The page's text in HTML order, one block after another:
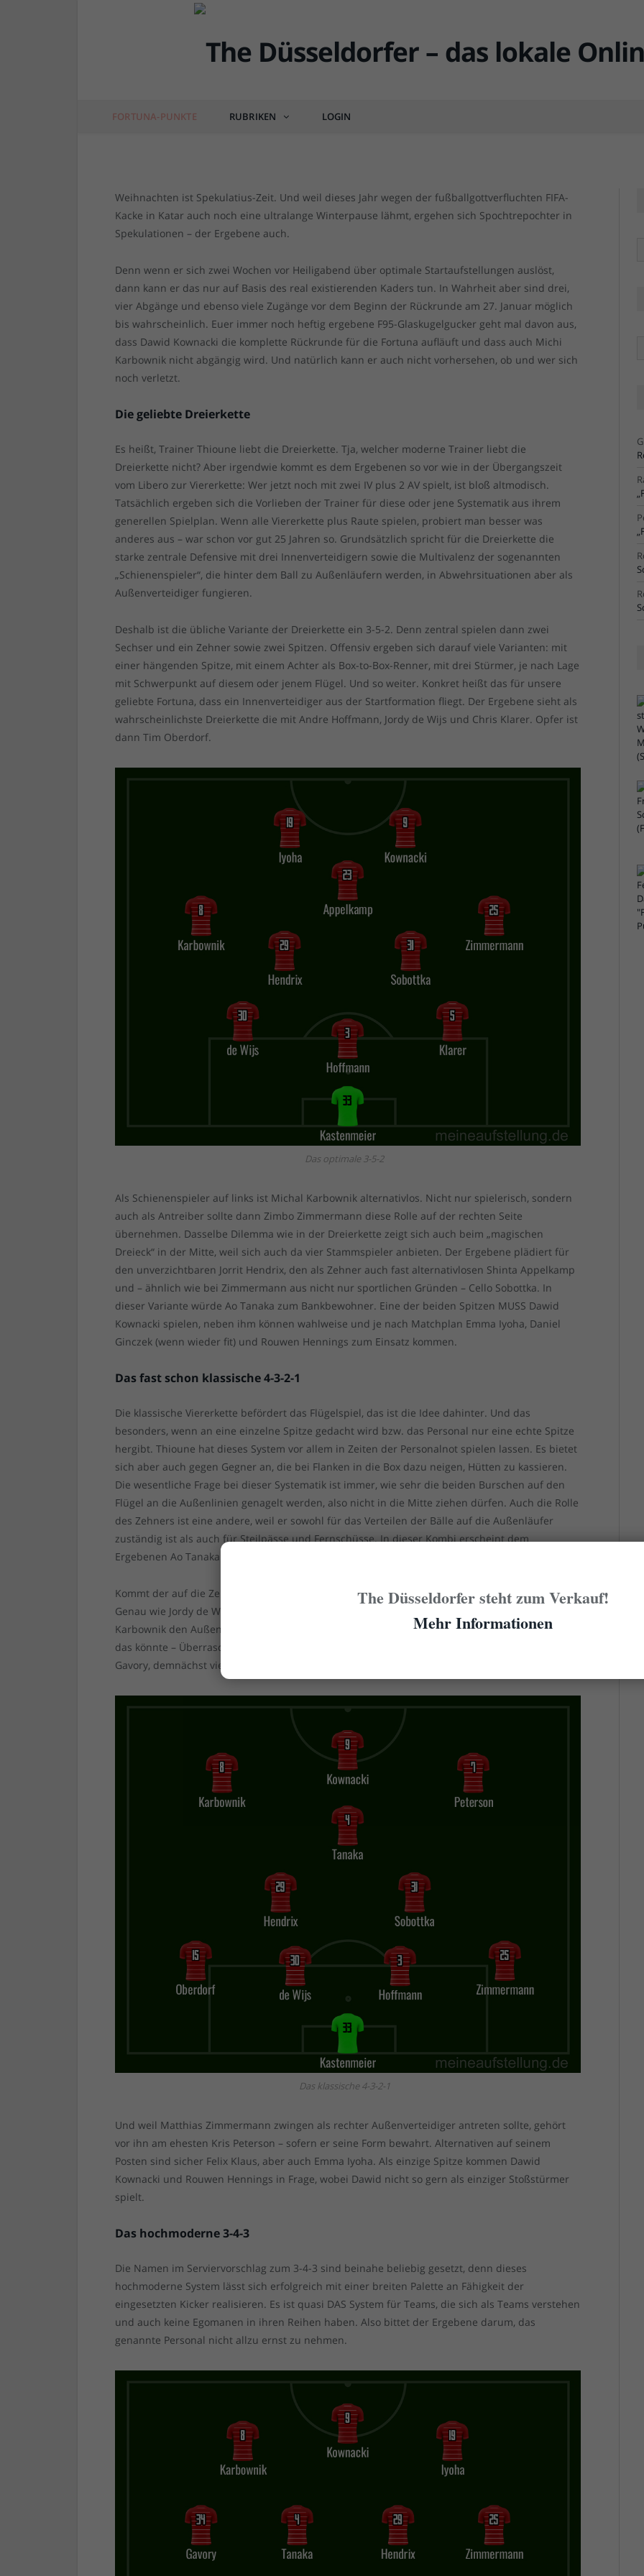
FORTUNA-PUNKTE RUBRIKEN LOGIN
Fortuna in der Rückrunde: Die idealen
Startaufstellungen
von RAINER BARTEL 13.12.2022 0 COMMENTS
Weihnachten ist Spekulatius-Zeit. Und weil dieses Jahr wegen der fußballgottverfluchten FIFA-
Kacke in Katar auch noch eine ultralange Winterpause lähmt, ergehen sich Spochtrepochter in
Spekulationen – der Ergebene auch.
Denn wenn er sich zwei Wochen vor Heiligabend über optimale Startaufstellungen auslöst,
dann kann er das nur auf Basis des real existierenden Kaders tun. In Wahrheit aber sind drei,
vier Abgänge und ebenso viele Zugänge vor dem Beginn der Rückrunde am 27. Januar möglich
bis wahrscheinlich. Euer immer noch heftig ergebene F95-Glaskugelgucker geht mal davon aus,
dass Dawid Kownacki die komplette Rückrunde für die Fortuna aufläuft und dass auch Michi
Karbownik nicht abgängig wird. Und natürlich kann er auch nicht vorhersehen, ob und wer sich
noch verletzt.
Die geliebte Dreierkette
Es heißt, Trainer Thioune liebt die Dreierkette. Tja, welcher moderne Trainer liebt die
Dreierkette nicht? Aber irgendwie kommt es dem Ergebenen so vor wie in der Übergangszeit
vom Libero zur Viererkette: Wer jetzt noch mit zwei IV plus 2 AV spielt, ist bloß altmodisch.
Tatsächlich ergeben sich die Vorlieben der Trainer für diese oder jene Systematik aus ihrem
generellen Spielplan. Wenn alle Viererkette plus Raute spielen, probiert man besser was
anderes aus – war schon vor gut 25 Jahren so. Grundsätzlich spricht für die Dreierkette die
starke zentrale Defensive mit drei Innenverteidigern sowie die Multivalenz der sogenannten
„Schienenspieler“, die hinter dem Ball zu Außenläufern werden, in Abwehrsituationen aber als
Außenverteidiger fungieren.
Deshalb ist die übliche Variante der Dreierkette ein 3-5-2. Denn zentral spielen dann zwei
Sechser und ein Zehner sowie zwei Spitzen. Offensiv ergeben sich darauf viele Varianten: mit
einer hängenden Spitze, mit einem Achter als Box-to-Box-Renner, mit drei Stürmer, je nach Lage
mit Schwerpunkt auf diesem oder jenem Flügel. Und so weiter. Konkret heißt das für unsere
geliebte Fortuna, dass ein Innenverteidiger aus der Startformation fliegt. Der Ergebene sieht als
wahrscheinlichste Dreierkette die mit Andre Hoffmann, Jordy de Wijs und Chris Klarer. Opfer ist
dann Tim Oberdorf.
Das optimale 3-5-2
Als Schienenspieler auf links ist Michal Karbownik alternativlos. Nicht nur spielerisch, sondern
auch als Antreiber sollte dann Zimbo Zimmermann diese Rolle auf der rechten Seite
übernehmen. Dasselbe Dilemma wie in der Dreierkette zeigt sich auch beim „magischen
Dreieck“ in der Mitte, weil sich auch da vier Stammspieler anbieten. Der Ergebene plädiert für
den unverzichtbaren Jorrit Hendrix, den als Zehner auch fast alternativlosen Shinta Appelkamp
und – ähnlich wie bei Zimmermann aus nicht nur sportlichen Gründen – Cello Sobottka. In
dieser Variante würde Ao Tanaka zum Bankbewohner. Eine der beiden Spitzen MUSS Dawid
Kownacki spielen, neben ihm können wahlweise und je nach Matchplan Emma Iyoha, Daniel
Ginczek (wenn wieder fit) und Rouwen Hennings zum Einsatz kommen.
Das fast schon klassische 4-3-2-1
Die klassische Viererkette befördert das Flügelspiel, das ist die Idee dahinter. Und das
besonders, wenn an eine einzelne Spitze gedacht wird bzw. das Personal nur eine echte Spitze
hergibt. Thioune hat dieses System vor allem in Zeiten der Personalnot spielen lassen. Es bietet
sich aber auch gegen Gegner an, die bei Flanken in die Box dazu neigen, Hütten zu kassieren.
Die wesentliche Frage bei dieser Systematik ist immer, wie sehr die beiden Burschen auf den
Flügel an die Außenlinien genagelt werden, also nicht in die Mitte ziehen dürfen. Auch die Rolle
des Zehners ist eine andere, weil er sowohl für das Verteilen der Bälle auf die Außenläufer
zuständig ist als auch für Steilpässe und Fernschüsse. In dieser Kombi erscheint dem
Ergebenen Ao Tanaka unserem Shinta Appelkamp überlegen zu sein.
Kommt der auf die Zehn, ist die Doppelsechs aus Jorrit Hendrix und Cello Sobottka alternativlos.
Genau wie Jordy de Wijs und Andre Hoffmann als Innenverteidiger. Wenn nun aber Michal
Karbownik den Außenstürmer gibt, dann sollte hinter ihm ein solider Verteidiger stehen und
das könnte – Überraschung! – Tim Oberdorf sein. Angestammt wäre hier (wenn fit) Nicolas
Gavory, demnächst vielleicht auch Benjamin Böckle.
Das klassische 4-3-2-1
Und weil Matthias Zimmermann zwingen als rechter Außenverteidiger antreten sollte, gehört
vor ihn am ehesten Kris Peterson – sofern er seine Form bewahrt. Alternativen auf seinem
Posten sind sicher Felix Klaus, aber auch Emma Iyoha. Als einzige Spitze kommen Dawid
Kownacki und Rouwen Hennings in Frage, wobei Dawid nicht so gern als einziger Stoßstürmer
spielt.
Das hochmoderne 3-4-3
Die Namen im Serviervorschlag zum 3-4-3 sind beinahe beliebig gesetzt, denn dieses
hochmoderne System lässt sich erfolgreich mit einer breiten Palette an Fähigkeit der
eingesetzten Kicker realisieren. Es ist quasi DAS System für Teams, die sich als Teams verstehen
und auch keine Egomanen in ihren Reihen haben. Also bittet der Ergebene darum, das
genannte Personal nicht allzu ernst zu nehmen.
The Düsseldorfer steht zum Verkauf!
Mehr Informationen